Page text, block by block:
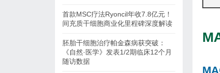
首款MSC疗法Ryoncil年收7.8亿元！
间充质干细胞商业化里程碑深度解读
胚胎干细胞治疗帕金森病获突破：
《自然·医学》发表1/2期临床12个月
随访数据